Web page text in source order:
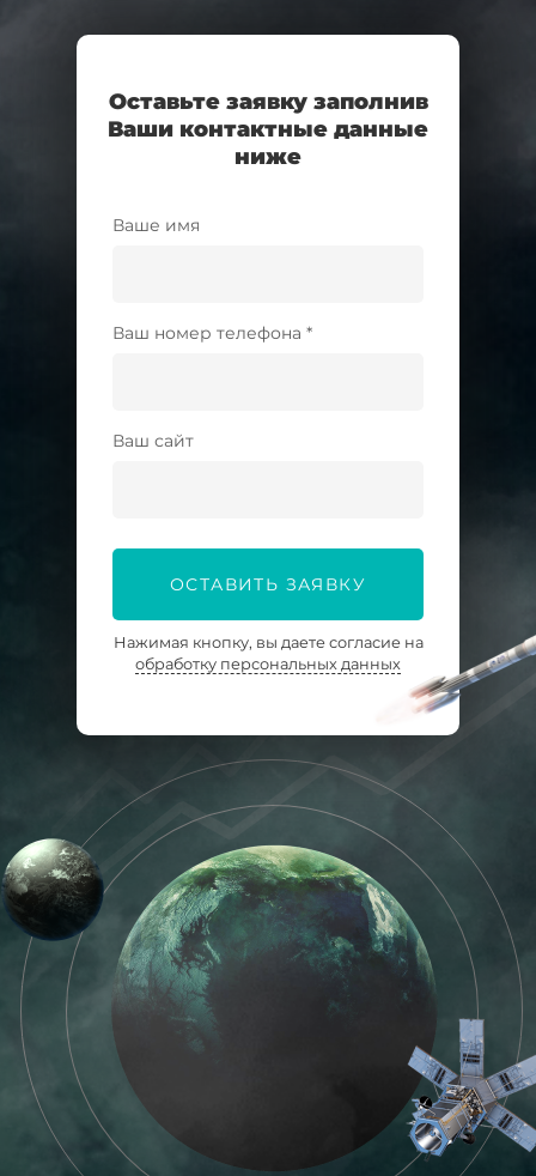
Оставьте заявку заполнив
Ваши контактные данные
ниже
Ваше имя
Ваш номер телефона *
Ваш сайт
ОСТАВИТЬ ЗАЯВКУ
Нажимая кнопку, вы даете согласие на
обработку персональных данных